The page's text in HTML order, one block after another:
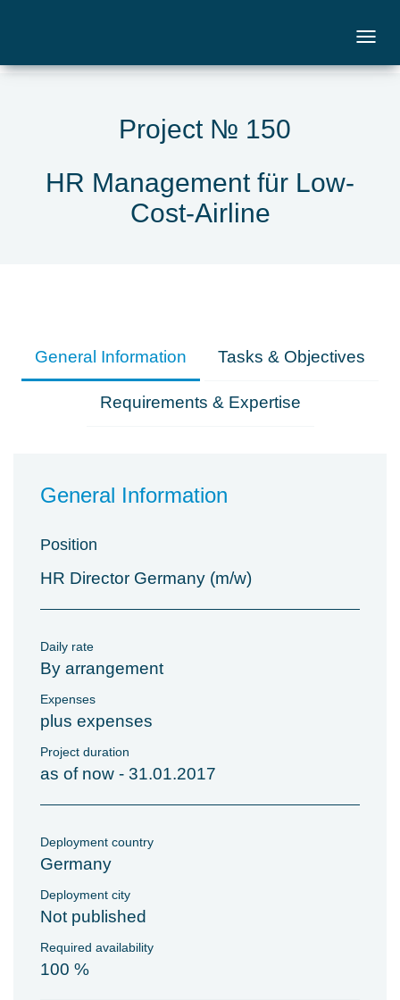
Project № 150
HR Management für Low-
Cost-Airline
General Information Tasks & Objectives
Requirements & Expertise
General Information
Position
HR Director Germany (m/w)
Daily rate
By arrangement
Expenses
plus expenses
Project duration
as of now - 31.01.2017
Deployment country
Germany
Deployment city
Not published
Required availability
100 %